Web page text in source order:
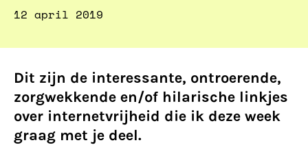
12 april 2019
Dit zijn de interessante, ontroerende,
zorgwekkende en/of hilarische linkjes
over internetvrijheid die ik deze week
graag met je deel.